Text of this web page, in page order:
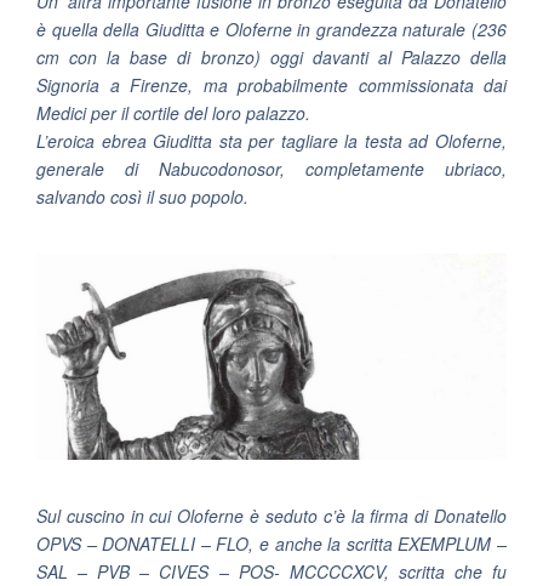
è quella della Giuditta e Oloferne in grandezza naturale (236
cm con la base di bronzo) oggi davanti al Palazzo della
Signoria a Firenze, ma probabilmente commissionata dai
Medici per il cortile del loro palazzo.
L’eroica ebrea Giuditta sta per tagliare la testa ad Oloferne,
generale di Nabucodonosor, completamente ubriaco,
salvando così il suo popolo.
Sul cuscino in cui Oloferne è seduto c’è la firma di Donatello
OPVS – DONATELLI – FLO, e anche la scritta EXEMPLUM –
SAL – PVB – CIVES – POS- MCCCCXCV, scritta che fu